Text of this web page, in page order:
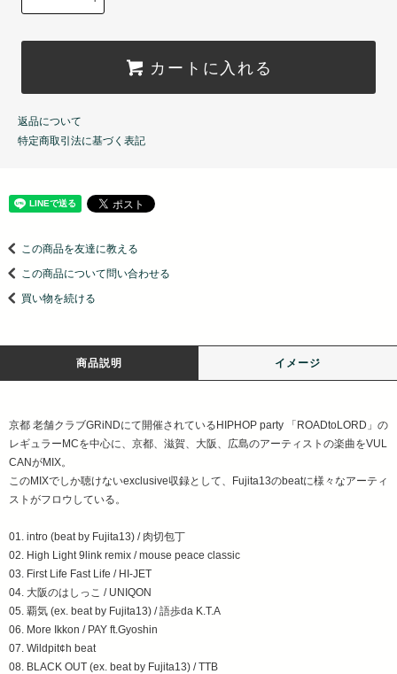
カートに入れる
返品について
特定商取引法に基づく表記
この商品を友達に教える
この商品について問い合わせる
買い物を続ける
商品説明 イメージ
京都 老舗クラブGRiNDにて開催されているHIPHOP party 「ROADtoLORD」の
レギュラーMCを中心に、京都、滋賀、大阪、広島のアーティストの楽曲をVUL
CANがMIX。
このMIXでしか聴けないexclusive収録として、Fujita13のbeatに様々なアーティ
ストがフロウしている。
01. intro (beat by Fujita13) / 肉切包丁
02. High Light 9link remix / mouse peace classic
03. First Life Fast Life / HI-JET
04. 大阪のはしっこ / UNIQON
05. 覇気 (ex. beat by Fujita13) / 語歩da K.T.A
06. More Ikkon / PAY ft.Gyoshin
07. Wildpit¢h beat
08. BLACK OUT (ex. beat by Fujita13) / TTB